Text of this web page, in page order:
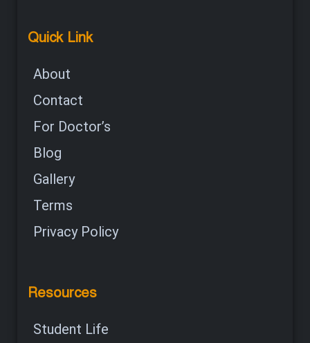
Quick Link
About
Contact
For Doctor’s
Blog
Gallery
Terms
Privacy Policy
Resources
Student Life